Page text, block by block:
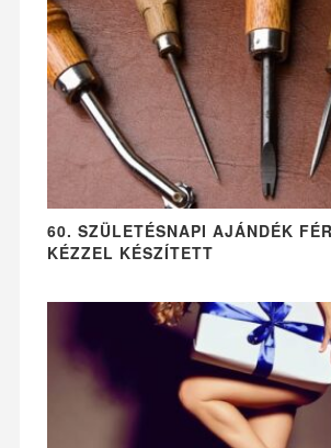
60. SZÜLETÉSNAPI AJÁNDÉK
KÉZZEL KÉSZÍTETT